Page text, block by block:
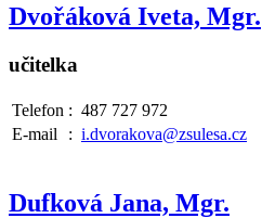
Dvořáková Iveta, Mgr.
učitelka
Telefon : 487 727 972
E-mail
: i.dvorakova@zsulesa.cz
Dufková Jana, Mgr.